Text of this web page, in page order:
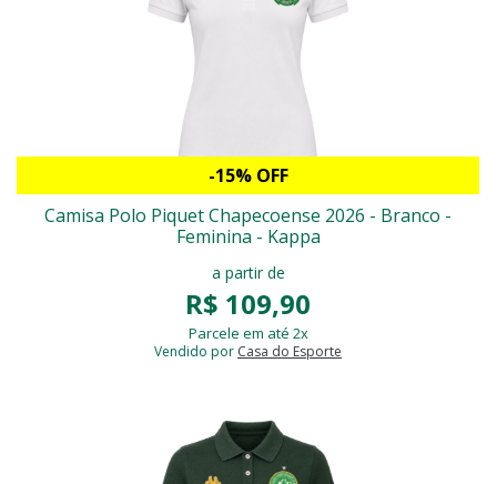
-15% OFF
Camisa Polo Piquet Chapecoense 2026 - Branco -
Feminina - Kappa
a partir de
R$ 109,90
Parcele em até 2x
Vendido por Casa do Esporte